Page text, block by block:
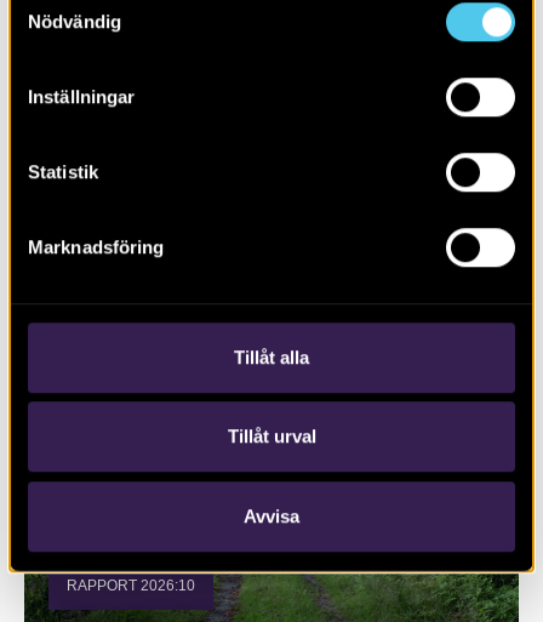
Nödvändig
Inställningar
Statistik
Marknadsföring
Tillåt alla
Tillåt urval
Avvisa
RAPPORT 2026:10